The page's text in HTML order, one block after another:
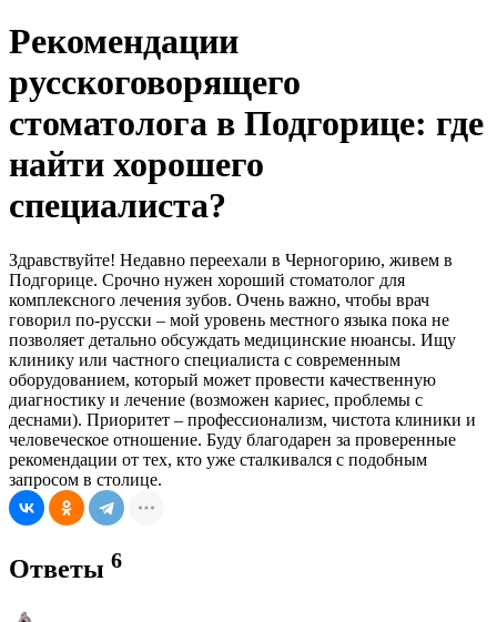
Рекомендации
русскоговорящего
стоматолога в Подгорице: где
найти хорошего
специалиста?
Здравствуйте! Недавно переехали в Черногорию, живем в
Подгорице. Срочно нужен хороший стоматолог для
комплексного лечения зубов. Очень важно, чтобы врач
говорил по-русски – мой уровень местного языка пока не
позволяет детально обсуждать медицинские нюансы. Ищу
клинику или частного специалиста с современным
оборудованием, который может провести качественную
диагностику и лечение (возможен кариес, проблемы с
деснами). Приоритет – профессионализм, чистота клиники и
человеческое отношение. Буду благодарен за проверенные
рекомендации от тех, кто уже сталкивался с подобным
запросом в столице.
Ответы 6